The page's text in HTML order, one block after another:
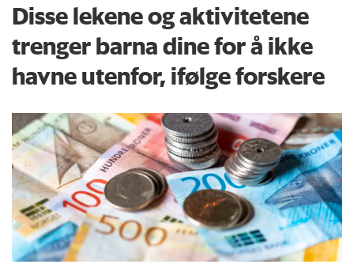
Disse lekene og aktivitetene
trenger barna dine for å ikke
havne utenfor, ifølge forskere